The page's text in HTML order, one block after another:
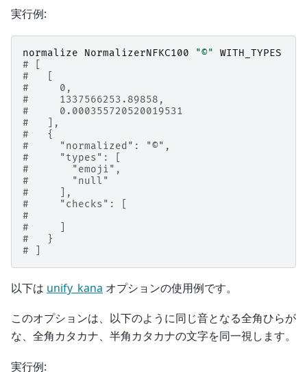
実行例:
normalize NormalizerNFKC100 "©"
WITH_TYPES
# [
#   [
#     0,
#     1337566253.89858,
#     0.000355720520019531
#   ],
#   {
#     "normalized": "©",
#     "types": [
#       "emoji",
#       "null"
#     ],
#     "checks": [
#
#     ]
#   }
# ]
以下は unify_kana オプションの使用例です。
このオプションは、以下のように同じ音となる全角ひらが
な、全角カタカナ、半角カタカナの文字を同一視します。
実行例: